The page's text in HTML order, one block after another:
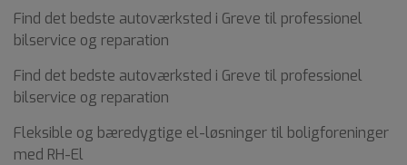
Find det bedste autoværksted i Greve til professionel
bilservice og reparation
Find det bedste autoværksted i Greve til professionel
bilservice og reparation
Fleksible og bæredygtige el-løsninger til boligforeninger
med RH-El